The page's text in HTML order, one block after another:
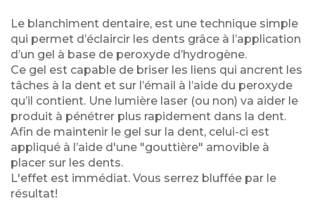
Le blanchiment dentaire, est une technique simple
qui permet d’éclaircir les dents grâce à l’application
d’un gel à base de peroxyde d’hydrogène.
Ce gel est capable de briser les liens qui ancrent les
tâches à la dent et sur l’émail à l’aide du peroxyde
qu’il contient. Une lumière laser (ou non) va aider le
produit à pénétrer plus rapidement dans la dent.
Afin de maintenir le gel sur la dent, celui-ci est
appliqué à l’aide d'une "gouttière" amovible à
placer sur les dents.
L'effet est immédiat. Vous serrez bluffée par le
résultat!